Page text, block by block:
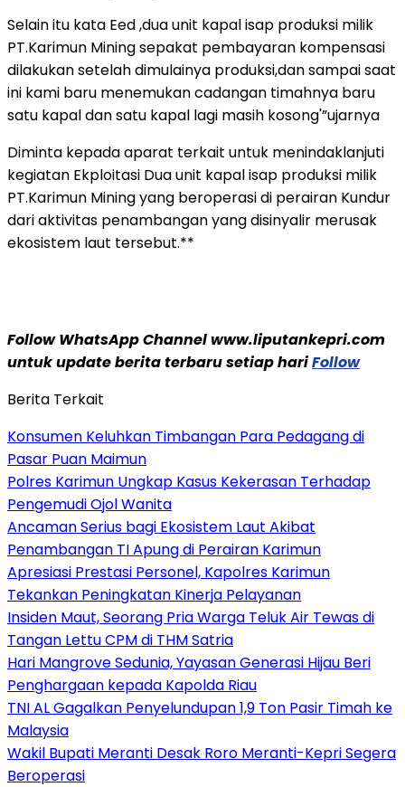
Selain itu kata Eed ,dua unit kapal isap produksi milik
PT.Karimun Mining sepakat pembayaran kompensasi
dilakukan setelah dimulainya produksi,dan sampai saat
ini kami baru menemukan cadangan timahnya baru
satu kapal dan satu kapal lagi masih kosong'”ujarnya
Diminta kepada aparat terkait untuk menindaklanjuti
kegiatan Ekploitasi Dua unit kapal isap produksi milik
PT.Karimun Mining yang beroperasi di perairan Kundur
dari aktivitas penambangan yang disinyalir merusak
ekosistem laut tersebut.**
Follow WhatsApp Channel www.liputankepri.com
untuk update berita terbaru setiap hariFollow
Berita Terkait
Konsumen Keluhkan Timbangan Para Pedagang di
Pasar Puan Maimun
Polres Karimun Ungkap Kasus Kekerasan Terhadap
Pengemudi Ojol Wanita
Ancaman Serius bagi Ekosistem Laut Akibat
Penambangan TI Apung di Perairan Karimun
Apresiasi Prestasi Personel, Kapolres Karimun
Tekankan Peningkatan Kinerja Pelayanan
Insiden Maut, Seorang Pria Warga Teluk Air Tewas di
Tangan Lettu CPM di THM Satria
Hari Mangrove Sedunia, Yayasan Generasi Hijau Beri
Penghargaan kepada Kapolda Riau
TNI AL Gagalkan Penyelundupan 1,9 Ton Pasir Timah ke
Malaysia
Wakil Bupati Meranti Desak Roro Meranti-Kepri Segera
Beroperasi